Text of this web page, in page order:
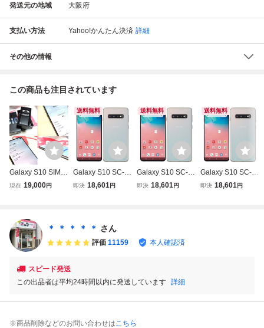
発送元の地域 大阪府
支払い方法 Yahoo!かんたん決済 詳細
その他の情報
この商品も注目されています
Galaxy S10 SIMフ
リー【付属品あ
現在 19,000円
送料無料
Galaxy S10 SC-0
3L[128GB] docom
即決 18,601円
送料無料
Galaxy S10 SC-0
3L[128GB] docom
即決 18,601円
送料無料
Galaxy S10 SC-0
3L[128GB] docom
即決 18,601円
＊ ＊ ＊ ＊ ＊ さん
評価 11159 本人確認済
スピード発送
この出品者は平均24時間以内に発送しています 詳細
※商品削除などのお問い合わせはこちら